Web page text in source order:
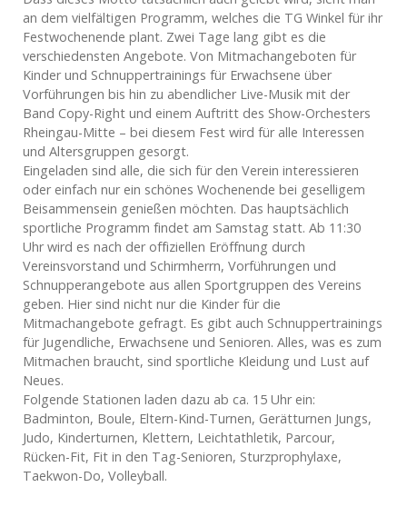
an dem vielfältigen Programm, welches die TG Winkel für ihr
Festwochenende plant. Zwei Tage lang gibt es die
verschiedensten Angebote. Von Mitmachangeboten für
Kinder und Schnuppertrainings für Erwachsene über
Vorführungen bis hin zu abendlicher Live-Musik mit der
Band Copy-Right und einem Auftritt des Show-Orchesters
Rheingau-Mitte – bei diesem Fest wird für alle Interessen
und Altersgruppen gesorgt.
Eingeladen sind alle, die sich für den Verein interessieren
oder einfach nur ein schönes Wochenende bei geselligem
Beisammensein genießen möchten. Das hauptsächlich
sportliche Programm findet am Samstag statt. Ab 11:30
Uhr wird es nach der offiziellen Eröffnung durch
Vereinsvorstand und Schirmherrn, Vorführungen und
Schnupperangebote aus allen Sportgruppen des Vereins
geben. Hier sind nicht nur die Kinder für die
Mitmachangebote gefragt. Es gibt auch Schnuppertrainings
für Jugendliche, Erwachsene und Senioren. Alles, was es zum
Mitmachen braucht, sind sportliche Kleidung und Lust auf
Neues.
Folgende Stationen laden dazu ab ca. 15 Uhr ein:
Badminton, Boule, Eltern-Kind-Turnen, Gerätturnen Jungs,
Judo, Kinderturnen, Klettern, Leichtathletik, Parcour,
Rücken-Fit, Fit in den Tag-Senioren, Sturzprophylaxe,
Taekwon-Do, Volleyball.